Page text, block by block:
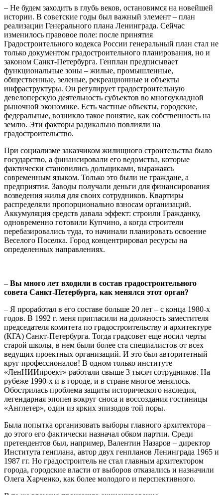
– Не будем заходить в глубь веков, остановимся на новейшей
истории. В советские годы был важный элемент – план
реализации Генерального плана Ленинграда. Сейчас
изменилось правовое поле: после принятия
Градостроительного кодекса России генеральный план стал не
только документом градостроительного планирования, но и
законом Санкт-Петербурга. Генплан предписывает
функциональные зоны – жилые, промышленные,
общественные, зеленые, рекреационные и объекты
инфраструктуры. Он регулирует градостроительную
девелоперскую деятельность субъектов во многоукладной
рыночной экономике. Есть частные объекты, городские,
федеральные, возникло такое понятие, как собственность на
землю. Эти факторы радикально повлияли на
градостроительство.
При социализме заказчиком жилищного строительства было
государство, а финансировали его ведомства, которые
фактически становились дольщиками, выражаясь
современным языком. Только это были не граждане, а
предприятия. Заводы получали деньги для финансирования
возведения жилья для своих сотрудников. Квартиры
распределяли пропорционально взносам организаций.
Аккумуляция средств давала эффект: строили Гражданку,
одновременно готовили Купчино, а когда строители
перебазировались туда, то начинали планировать освоение
Веселого Поселка. Город концентрировал ресурсы на
определенных направлениях.
– Вы много лет входили в состав градостроительного
совета Санкт-Петербурга, как менялся этот орган?
– Я проработал в его составе больше 20 лет – с конца 1980-х
годов. В 1992 г. меня пригласили на должность заместителя
председателя комитета по градостроительству и архитектуре
(КГА) Санкт-Петербурга. Тогда градсовет еще носил черты
старой школы, в нем были более ста специалистов от всех
ведущих проектных организаций. И это был авторитетный
круг профессионалов! В одном только институте
«ЛенНИИпроект» работали свыше 3 тысяч сотрудников. На
рубеже 1990-х и в городе, и в стране многое менялось.
Обострилась проблема защиты исторического наследия,
легендарная эпопея вокруг сноса и воссоздания гостиницы
«Англетер», один из ярких эпизодов той поры.
Была попытка организовать выборы главного архитектора –
до этого его фактически назначал обком партии. Среди
претендентов был, например, Валентин Назаров – директор
Института генплана, автор двух генпланов Ленинграда 1965 и
1987 гг. Но градостроитель не стал главным архитектором
города, городские власти от выборов отказались и назначили
Олега Харченко, как более молодого и перспективного.